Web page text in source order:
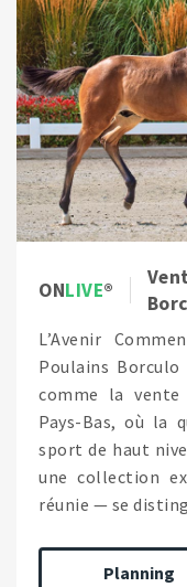
ONLIVE
L’Avenir
Poulains
comme la vente
Pays-Bas, où la
sport de haut
une collection
réunie — se
Planning